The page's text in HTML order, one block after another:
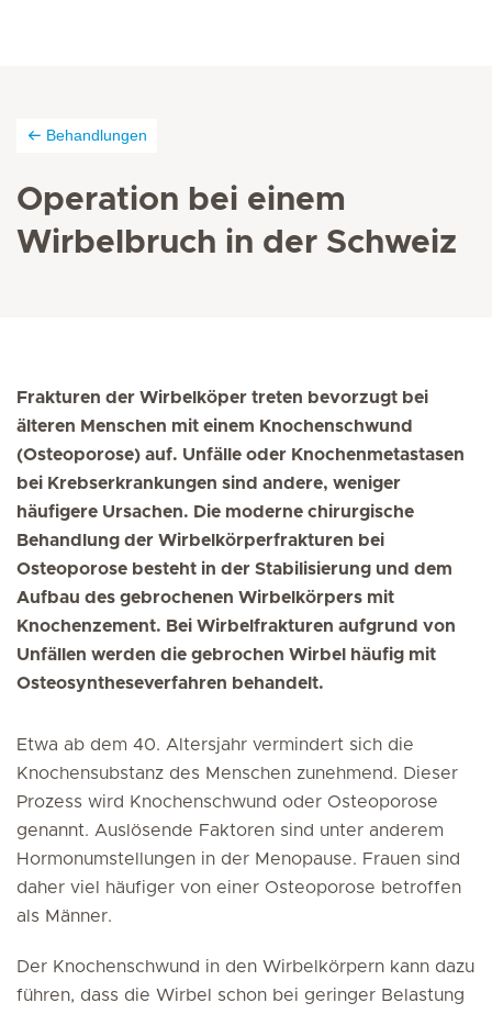
Behandlungen
Operation bei einem
Wirbelbruch in der Schweiz
Frakturen der Wirbelköper treten bevorzugt bei
älteren Menschen mit einem Knochenschwund
(Osteoporose) auf. Unfälle oder Knochenmetastasen
bei Krebserkrankungen sind andere, weniger
häufigere Ursachen. Die moderne chirurgische
Behandlung der Wirbelkörperfrakturen bei
Osteoporose besteht in der Stabilisierung und dem
Aufbau des gebrochenen Wirbelkörpers mit
Knochenzement. Bei Wirbelfrakturen aufgrund von
Unfällen werden die gebrochen Wirbel häufig mit
Osteosyntheseverfahren behandelt.
Etwa ab dem 40. Altersjahr vermindert sich die
Knochensubstanz des Menschen zunehmend. Dieser
Prozess wird Knochenschwund oder Osteoporose
genannt. Auslösende Faktoren sind unter anderem
Hormonumstellungen in der Menopause. Frauen sind
daher viel häufiger von einer Osteoporose betroffen
als Männer.
Der Knochenschwund in den Wirbelkörpern kann dazu
führen, dass die Wirbel schon bei geringer Belastung